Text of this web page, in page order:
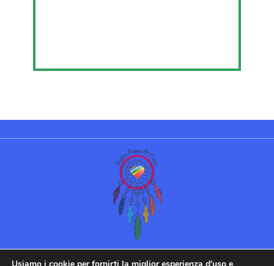
©Sogno Penso & Creo 2022 |